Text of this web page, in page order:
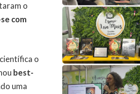
o
com
o
best-
uma